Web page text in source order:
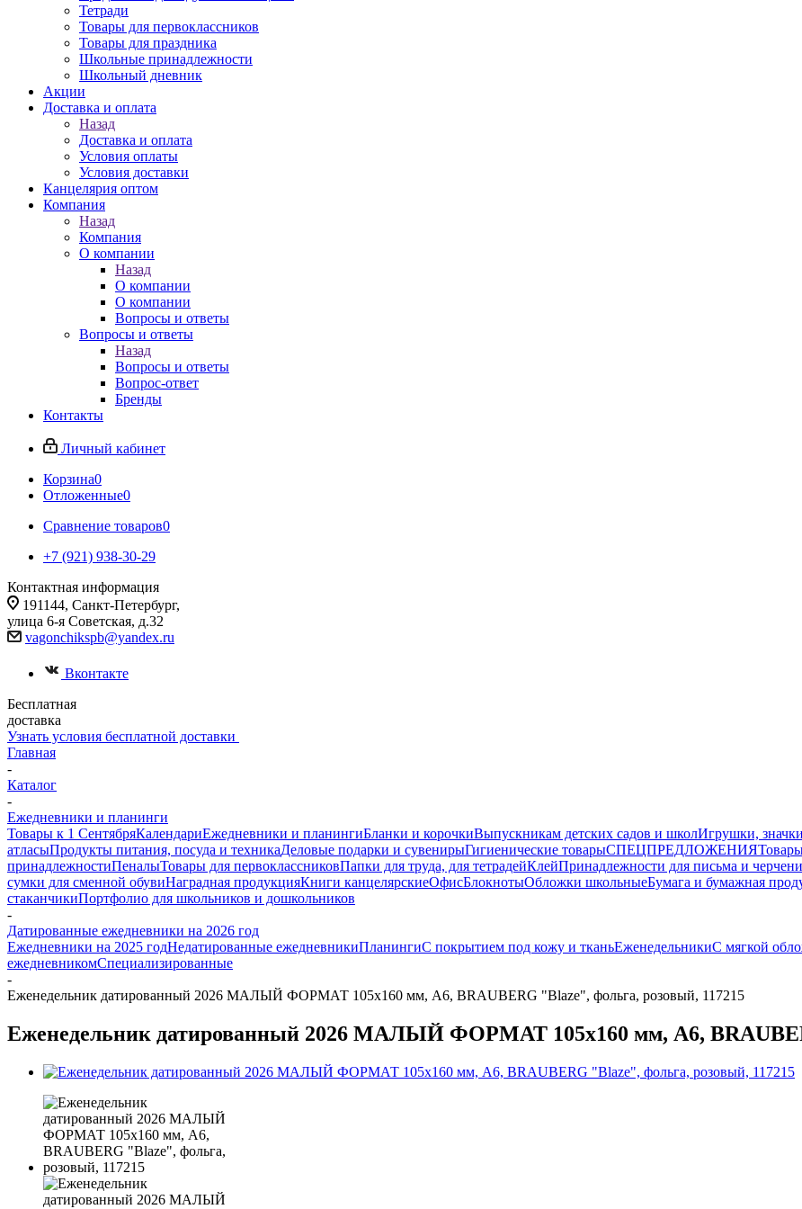
Тетради
Товары для первоклассников
Товары для праздника
Школьные принадлежности
Школьный дневник
Акции
Доставка и оплата
Назад
Доставка и оплата
Условия оплаты
Условия доставки
Канцелярия оптом
Компания
Назад
Компания
О компании
Назад
О компании
О компании
Вопросы и ответы
Вопросы и ответы
Назад
Вопросы и ответы
Вопрос-ответ
Бренды
Контакты
Личный кабинет
Корзина0
Отложенные0
Сравнение товаров0
+7 (921) 938-30-29
Контактная информация
191144, Санкт-Петербург,
улица 6-я Советская, д.32
vagonchikspb@yandex.ru
Вконтакте
Бесплатная
доставка
Узнать условия бесплатной доставки
Главная
-
Каталог
-
Ежедневники и планинги
Товары к 1 СентябряКалендариЕжедневники и планингиБланки и корочкиВыпускникам детских садов и школИгрушки,
атласыПродукты питания, посуда и техникаДеловые подарки и сувенирыГигиенические товарыСПЕЦПРЕДЛОЖЕНИЯ
принадлежностиПеналыТовары для первоклассниковПапки для труда, для тетрадейКлейПринадлежности для письма и
сумки для сменной обувиНаградная продукцияКниги канцелярскиеОфисБлокнотыОбложки школьныеБумага и бумажная
стаканчикиПортфолио для школьников и дошкольников
-
Датированные ежедневники на 2026 год
Ежедневники на 2025 годНедатированные ежедневникиПланингиС покрытием под кожу и тканьЕженедельникиС мягкой
ежедневникомСпециализированные
-
Еженедельник датированный 2026 МАЛЫЙ ФОРМАТ 105х160 мм, А6, BRAUBERG "Blaze", фольга, розовый, 117215
Еженедельник датированный 2026 МАЛЫЙ ФОРМАТ 105х160 мм, А6,